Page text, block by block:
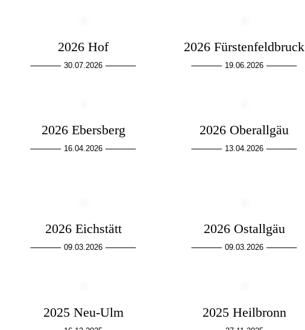
2026 Hof
30.07.2026
2026 Fürstenfeldbruck
19.06.2026
2026 Ebersberg
16.04.2026
2026 Oberallgäu
13.04.2026
2026 Eichstätt
09.03.2026
2026 Ostallgäu
09.03.2026
2025 Neu-Ulm 2025 Heilbronn